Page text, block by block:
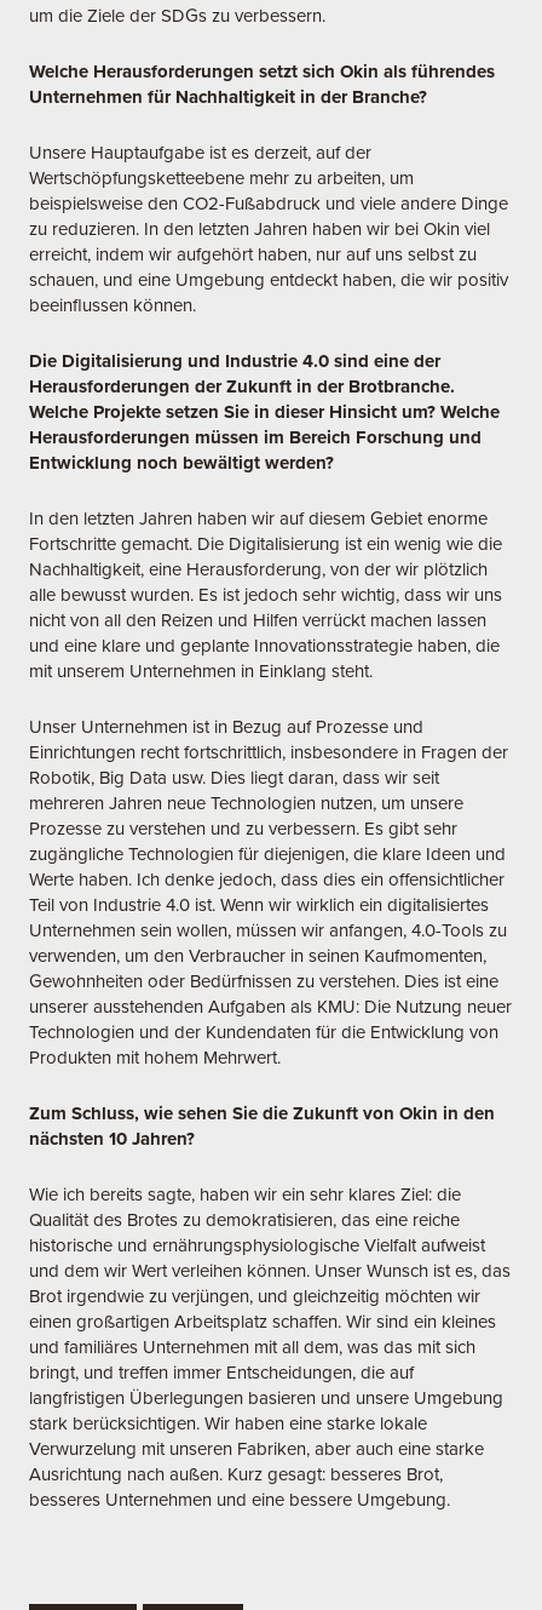
um die Ziele der SDGs zu verbessern.
Welche Herausforderungen setzt sich Okin als führendes
Unternehmen für Nachhaltigkeit in der Branche?
Unsere Hauptaufgabe ist es derzeit, auf der
Wertschöpfungsketteebene mehr zu arbeiten, um
beispielsweise den CO2-Fußabdruck und viele andere Dinge
zu reduzieren. In den letzten Jahren haben wir bei Okin viel
erreicht, indem wir aufgehört haben, nur auf uns selbst zu
schauen, und eine Umgebung entdeckt haben, die wir positiv
beeinflussen können.
Die Digitalisierung und Industrie 4.0 sind eine der
Herausforderungen der Zukunft in der Brotbranche.
Welche Projekte setzen Sie in dieser Hinsicht um? Welche
Herausforderungen müssen im Bereich Forschung und
Entwicklung noch bewältigt werden?
In den letzten Jahren haben wir auf diesem Gebiet enorme
Fortschritte gemacht. Die Digitalisierung ist ein wenig wie die
Nachhaltigkeit, eine Herausforderung, von der wir plötzlich
alle bewusst wurden. Es ist jedoch sehr wichtig, dass wir uns
nicht von all den Reizen und Hilfen verrückt machen lassen
und eine klare und geplante Innovationsstrategie haben, die
mit unserem Unternehmen in Einklang steht.
Unser Unternehmen ist in Bezug auf Prozesse und
Einrichtungen recht fortschrittlich, insbesondere in Fragen der
Robotik, Big Data usw. Dies liegt daran, dass wir seit
mehreren Jahren neue Technologien nutzen, um unsere
Prozesse zu verstehen und zu verbessern. Es gibt sehr
zugängliche Technologien für diejenigen, die klare Ideen und
Werte haben. Ich denke jedoch, dass dies ein offensichtlicher
Teil von Industrie 4.0 ist. Wenn wir wirklich ein digitalisiertes
Unternehmen sein wollen, müssen wir anfangen, 4.0-Tools zu
verwenden, um den Verbraucher in seinen Kaufmomenten,
Gewohnheiten oder Bedürfnissen zu verstehen. Dies ist eine
unserer ausstehenden Aufgaben als KMU: Die Nutzung neuer
Technologien und der Kundendaten für die Entwicklung von
Produkten mit hohem Mehrwert.
Zum Schluss, wie sehen Sie die Zukunft von Okin in den
nächsten 10 Jahren?
Wie ich bereits sagte, haben wir ein sehr klares Ziel: die
Qualität des Brotes zu demokratisieren, das eine reiche
historische und ernährungsphysiologische Vielfalt aufweist
und dem wir Wert verleihen können. Unser Wunsch ist es, das
Brot irgendwie zu verjüngen, und gleichzeitig möchten wir
einen großartigen Arbeitsplatz schaffen. Wir sind ein kleines
und familiäres Unternehmen mit all dem, was das mit sich
bringt, und treffen immer Entscheidungen, die auf
langfristigen Überlegungen basieren und unsere Umgebung
stark berücksichtigen. Wir haben eine starke lokale
Verwurzelung mit unseren Fabriken, aber auch eine starke
Ausrichtung nach außen. Kurz gesagt: besseres Brot,
besseres Unternehmen und eine bessere Umgebung.